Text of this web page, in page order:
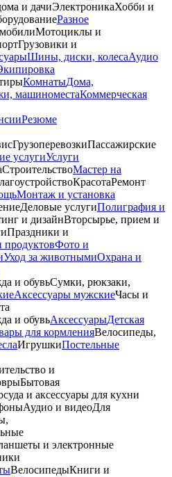
и дачиЭлектроникаХобби и
Разное
Мотоциклы и
Грузовики и
Шины, диски, колесаАудио
КомнатыДома,
машиноместаКоммерческая
Резюме
ГрузоперевозкиПассажирские
услугиУслуги
СтроительствоМастер на
КрасотаРемонт
Монтаж и установка
Деловые услугиПолиграфия и
и дизайнВторсырье, прием и
Праздники и
продуктовФото и
Уход за животнымиОхрана и
и обувьСумки, рюкзаки,
Аксессуары мужскиеЧасы и
и обувьАксессуарыДетская
для кормленияВелосипеды,
ИгрушкиПостельные
и
Бытовая
и аксессуары для кухни
Аудио и видеоДля
и электронные
ВелосипедыКниги и